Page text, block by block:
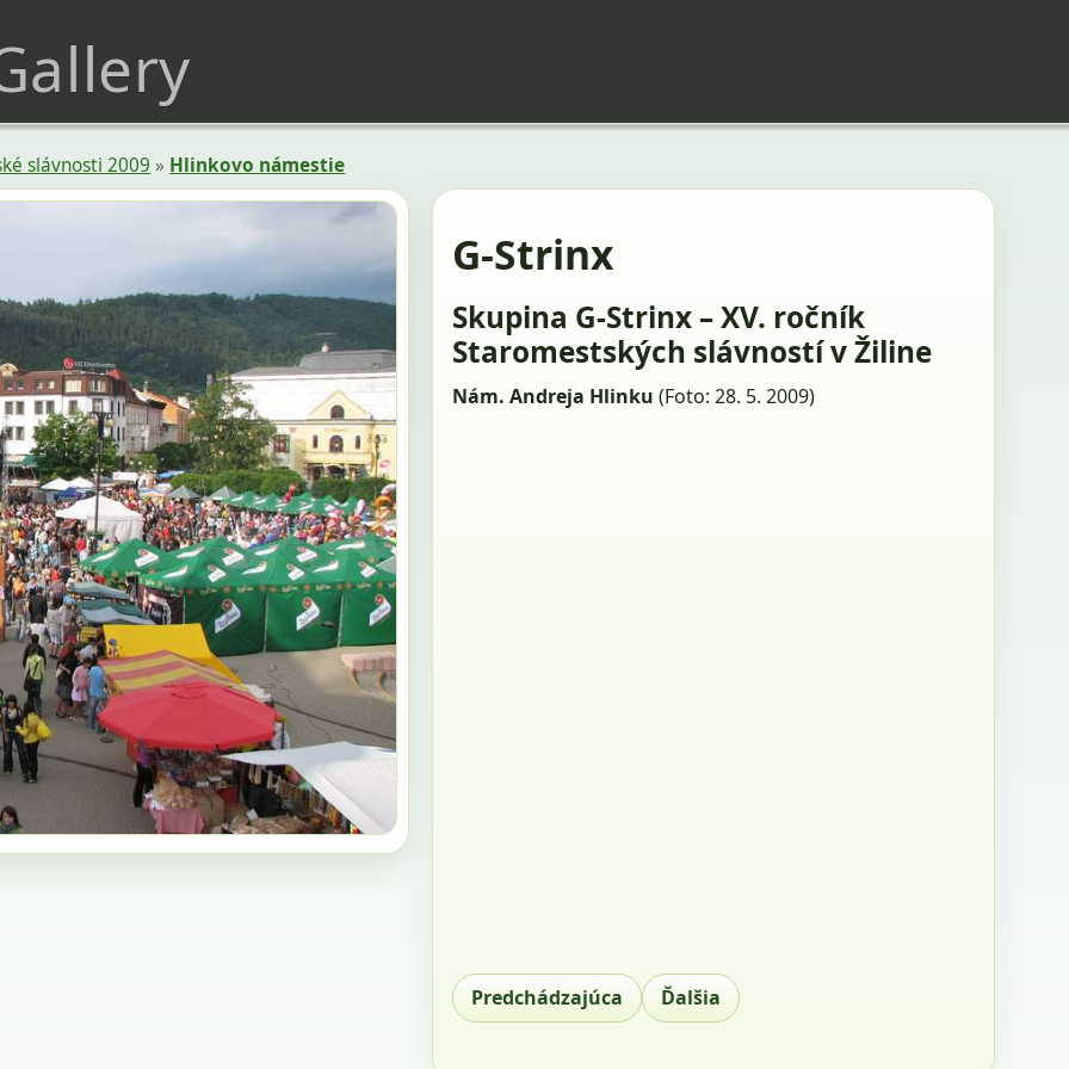
slávnosti 2009 » Hlinkovo námestie
G-Strinx
Skupina G-Strinx – XV. ročník
Staromestských slávností v Žiline
Nám. Andreja Hlinku (Foto: 28. 5. 2009)
Predchádzajúca Ďalšia